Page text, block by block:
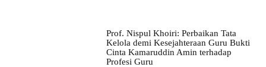
Prof. Nispul Khoiri: Perbaikan Tata
Kelola demi Kesejahteraan Guru Bukti
Cinta Kamaruddin Amin terhadap
Profesi Guru